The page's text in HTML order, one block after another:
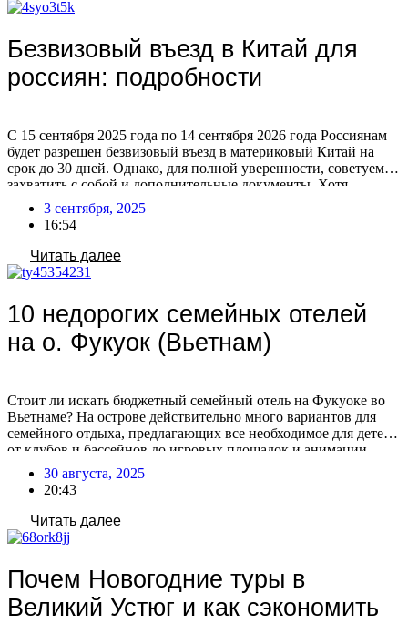
Безвизовый въезд в Китай для
россиян: подробности
С 15 сентября 2025 года по 14 сентября 2026 года Россиянам
будет разрешен безвизовый въезд в материковый Китай на
срок до 30 дней. Однако, для полной уверенности, советуем
захватить с собой и дополнительные документы. Хотя
официальных данных о сроках действия российского
загранпаспорта для безвизового въезда в Китай не
публиковалось, общие требования к въезду предполагают, что
3 сентября, 2025
16:54
Читать далее
10 недорогих семейных отелей
на о. Фукуок (Вьетнам)
Стоит ли искать бюджетный семейный отель на Фукуоке во
Вьетнаме? На острове действительно много вариантов для
семейного отдыха, предлагающих все необходимое для детей:
от клубов и бассейнов до игровых площадок и анимации.
Чтобы облегчить ваш выбор, мы собрали новую подборку из
10 семейных отелей от 3 звёзд с хорошими оценками и
привлекательными ценами. Выбирайте свой […]
30 августа, 2025
20:43
Читать далее
Почем Новогодние туры в
Великий Устюг и как сэкономить